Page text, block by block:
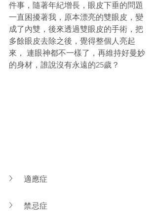
件事，隨著年紀增長，眼皮下垂的問題
一直困擾著我，原本漂亮的雙眼皮，變
成了內雙，後來透過雙眼皮的手術，把
多餘眼皮去除之後，覺得整個人亮起
來， 連眼神都不一樣了，再維持好曼妙
的身材，誰說沒有永遠的25歲？
適應症
禁忌症